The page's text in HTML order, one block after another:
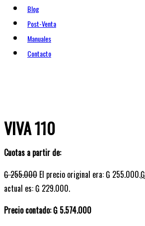
Blog
Post-Venta
Manuales
Contacto
VIVA 110
Cuotas a partir de:
₲255.000 El precio original era: ₲ 255.000.₲
actual es: ₲ 229.000.
Precio contado: ₲ 5.574.000